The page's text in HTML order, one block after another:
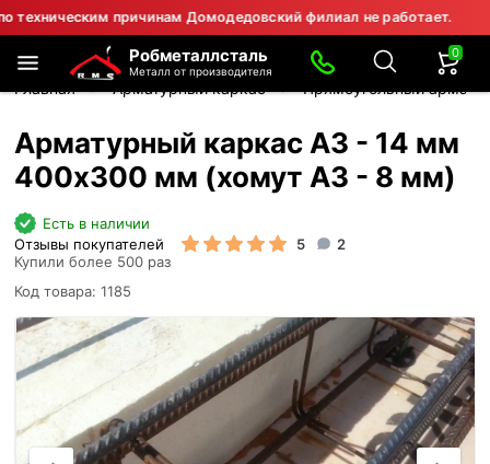
причинам Домодедовский филиал не работает. ⚠
Робметаллсталь
Металл от производителя
0
Главная Арматурный каркас Прямоугольный
Арматурный каркас А3 - 14 мм
400х300 мм (хомут А3 - 8 мм)
Есть в наличии
Отзывы покупателей
5
2
Купили более 500 раз
Код товара: 1185